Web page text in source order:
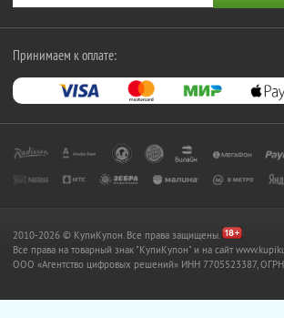
Принимаем к оплате:
2010-2026 © КупиКупон. Все права защищены.
Все права на товарный знак "КупиКупон" и на сайт
OOO «Агентство цифровых решений» ИНН 7705523387,